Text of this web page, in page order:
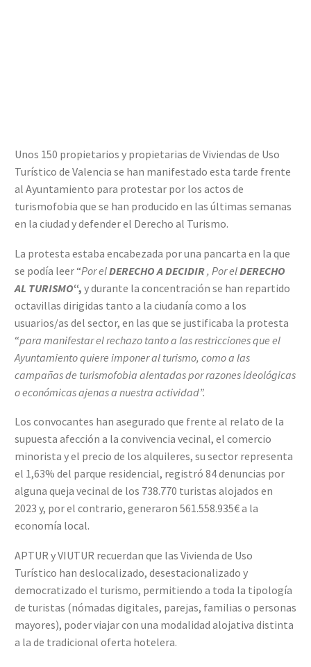
Unos 150 propietarios y propietarias de Viviendas de Uso
Turístico de Valencia se han manifestado esta tarde frente
al Ayuntamiento para protestar por los actos de
turismofobia que se han producido en las últimas semanas
en la ciudad y defender el Derecho al Turismo.
La protesta estaba encabezada por una pancarta en la que
se podía leer “Por elDERECHO A DECIDIR, Por elDERECHO
AL TURISMO“, y durante la concentración se han repartido
octavillas dirigidas tanto a la ciudanía como a los
usuarios/as del sector, en las que se justificaba la protesta
“para manifestar el rechazo tanto a las restricciones que el
Ayuntamiento quiere imponer al turismo, como a las
campañas de turismofobia alentadas por razones ideológicas
o económicas ajenas a nuestra actividad”.
Los convocantes han asegurado que frente al relato de la
supuesta afección a la convivencia vecinal, el comercio
minorista y el precio de los alquileres, su sector representa
el 1,63% del parque residencial, registró 84 denuncias por
alguna queja vecinal de los 738.770 turistas alojados en
2023 y, por el contrario, generaron 561.558.935€ a la
economía local.
APTUR y VIUTUR recuerdan que las Vivienda de Uso
Turístico han deslocalizado, desestacionalizado y
democratizado el turismo, permitiendo a toda la tipología
de turistas (nómadas digitales, parejas, familias o personas
mayores), poder viajar con una modalidad alojativa distinta
a la de tradicional oferta hotelera.